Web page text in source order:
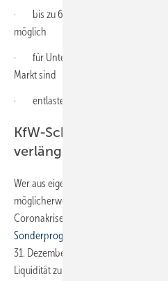
· bis zu 60 % Risikoübernahme der
möglich
· für Unternehmen und Freiberufler,
Markt sind
· entlastet das Unternehmen bei
KfW-Schnellkredit für
verlängert
Wer aus eigener Kraft in
möglicherweise auf Rücklagen
Coronakrise fehlen. Die
Sonderprogramm
31. Dezember 2021, um
Liquidität zu versorgen.